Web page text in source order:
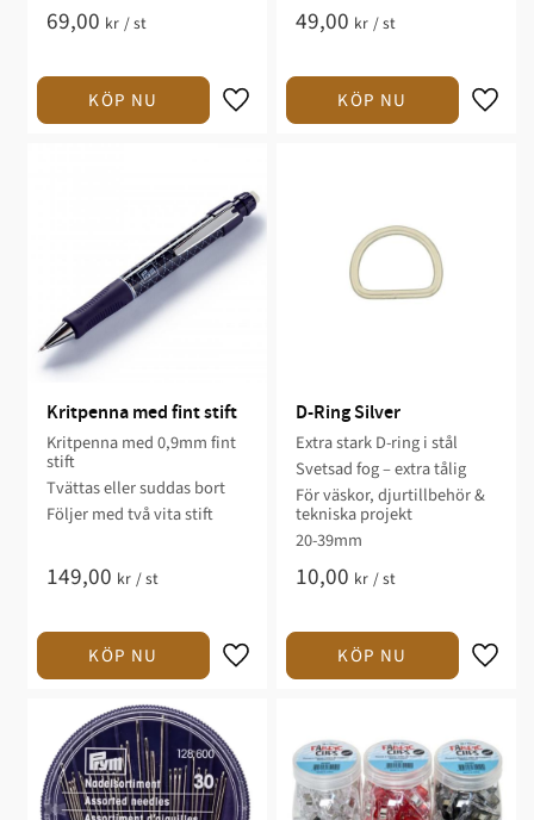
69,00 kr /st 49,00 kr /st
Kritpenna med fint stift
Kritpenna med 0,9mm fint
stift
Tvättas eller suddas bort
Följer med två vita stift
149,00 kr /st
D-Ring Silver
Extra stark D-ring i stål
Svetsad fog – extra tålig
För väskor, djurtillbehör &
tekniska projekt
20-39mm
10,00 kr /st